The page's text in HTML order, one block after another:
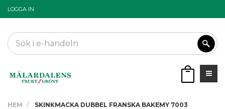
LOGGA IN
HEM SKINKMACKA DUBBEL FRANSKA BAKEMY 7003